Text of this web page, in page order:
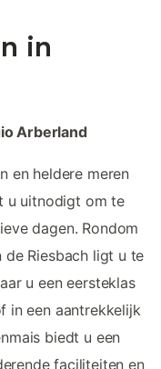
in
Arberland
en heldere meren
u uitnodigt om te
dagen. Rondom
de Riesbach ligt u te
u een eersteklas
in een aantrekkelijk
biedt u een
faciliteiten en